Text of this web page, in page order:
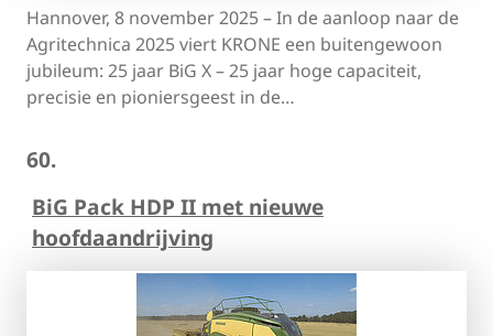
Hannover, 8 november 2025 – In de aanloop naar de
Agritechnica 2025 viert KRONE een buitengewoon
jubileum: 25 jaar BiG X – 25 jaar hoge capaciteit,
precisie en pioniersgeest in de…
60.
BiG Pack HDP II met nieuwe
hoofdaandrijving